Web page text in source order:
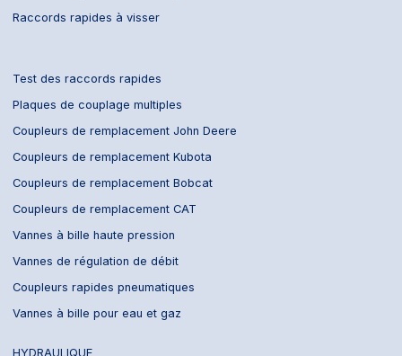
Raccords rapides à visser
Test des raccords rapides
Plaques de couplage multiples
Coupleurs de remplacement John Deere
Coupleurs de remplacement Kubota
Coupleurs de remplacement Bobcat
Coupleurs de remplacement CAT
Vannes à bille haute pression
Vannes de régulation de débit
Coupleurs rapides pneumatiques
Vannes à bille pour eau et gaz
HYDRAULIQUE